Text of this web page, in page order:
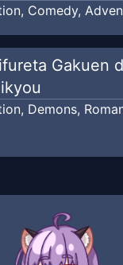
, Comedy,
Gakuen
, Demons,